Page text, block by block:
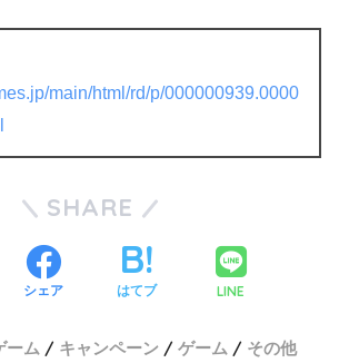
main/html/rd/p/000000939.0000
SHARE
シェア はてブ LINE
ーム キャンペーン ゲーム その他